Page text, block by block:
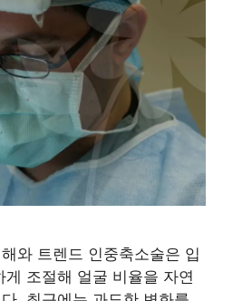
와 트렌드 인중축소술은 입
조절해 얼굴 비율을 자연